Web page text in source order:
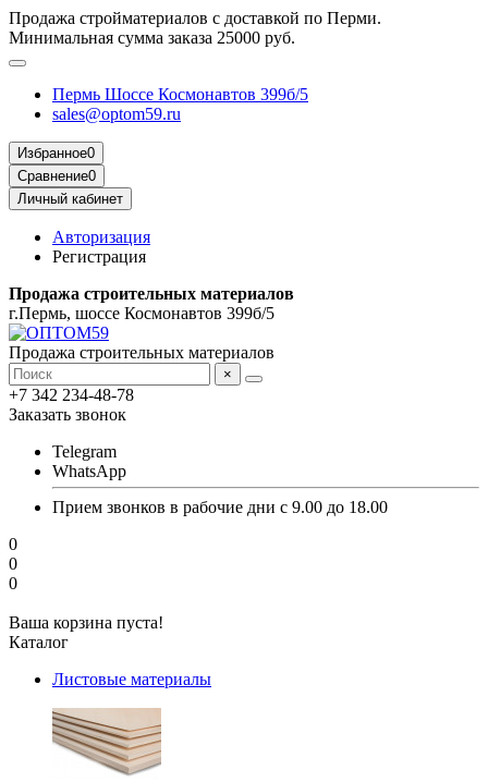
Продажа стройматериалов с доставкой по Перми.
Минимальная сумма заказа 25000 руб.
Пермь Шоссе Космонавтов 399б/5
sales@optom59.ru
Избранное0
Сравнение0
Личный кабинет
Авторизация
Регистрация
Продажа строительных материалов
г.Пермь, шоссе Космонавтов 399б/5
Продажа строительных материалов
×
+7 342 234-48-78
Заказать звонок
Telegram
WhatsApp
Прием звонков в рабочие дни с 9.00 до 18.00
0
0
0
Ваша корзина пуста!
Каталог
Листовые материалы